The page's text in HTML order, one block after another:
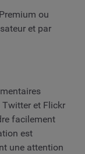
ou
et par
Twitter et Flickr
facilement
est
une attention